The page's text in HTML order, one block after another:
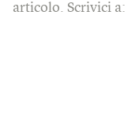
articolo. Scrivici a: